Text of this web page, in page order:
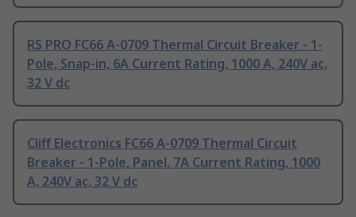
RS PRO FC66 A-0709 Thermal Circuit Breaker - 1-
Pole, Snap-in, 6A Current Rating, 1000 A, 240V ac,
32 V dc
Cliff Electronics FC66 A-0709 Thermal Circuit
Breaker - 1-Pole, Panel, 7A Current Rating, 1000
A, 240V ac, 32 V dc